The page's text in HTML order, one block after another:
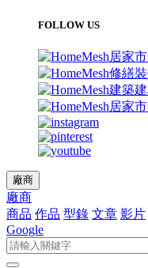
FOLLOW US
廠商
廠商
商品 作品 型錄 文章 影片
Google